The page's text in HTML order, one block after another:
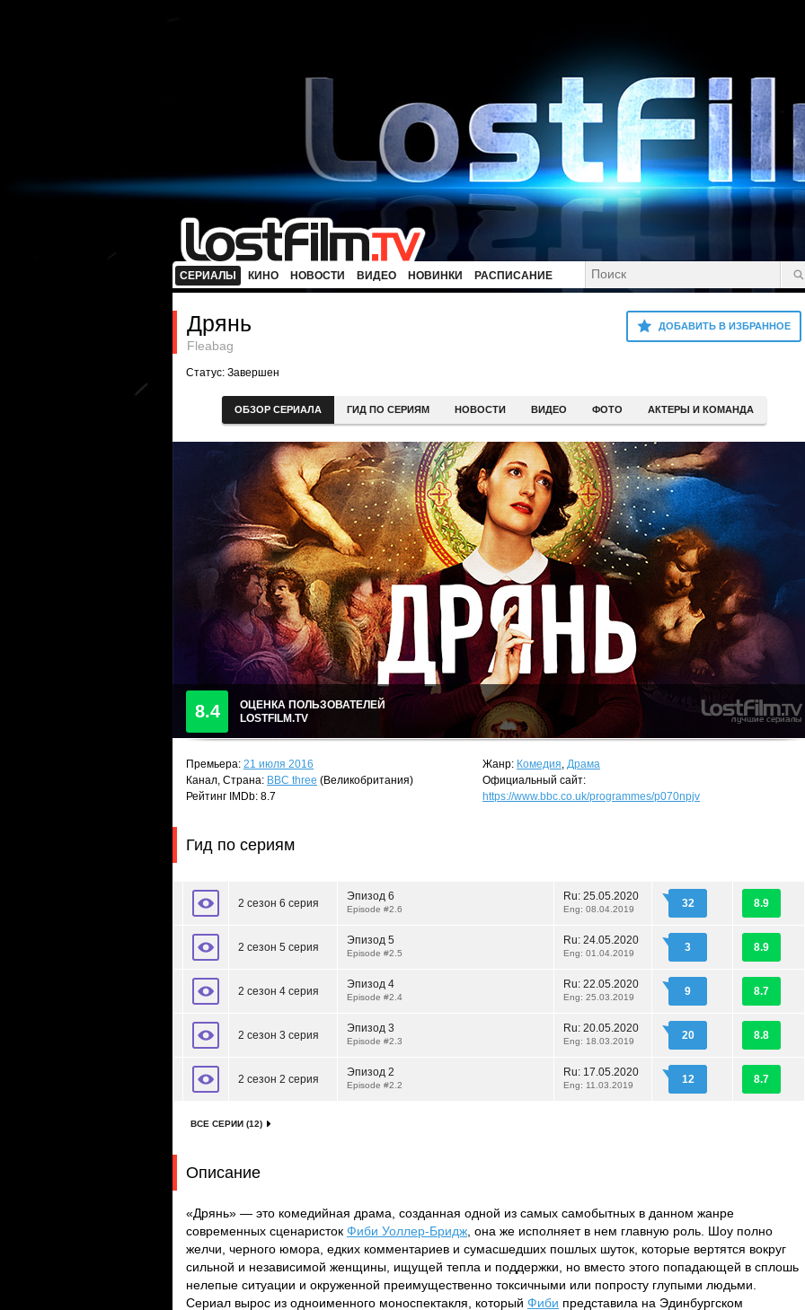
СЕРИАЛЫ КИНО НОВОСТИ ВИДЕО НОВИНКИ РАСПИСАНИЕ
ДОБАВИТЬ В ИЗБРАННОЕ
Дрянь
Fleabag
Статус: Завершен
ОБЗОР СЕРИАЛА ГИД ПО СЕРИЯМ НОВОСТИ ВИДЕО ФОТО АКТЕРЫ И КОМАНДА
8.4
ОЦЕНКА ПОЛЬЗОВАТЕЛЕЙ
LOSTFILM.TV
Премьера: 21 июля 2016
Канал, Страна: BBC three (Великобритания)
Рейтинг IMDb: 8.7
Жанр: Комедия, Драма
Официальный сайт:
https://www.bbc.co.uk/programmes/p070npjv
Гид по сериям
2 сезон 6 серия
Эпизод 6
Episode #2.6
Ru: 25.05.2020
Eng: 08.04.2019 32 8.9
2 сезон 5 серия
Эпизод 5
Episode #2.5
Ru: 24.05.2020
Eng: 01.04.2019 3 8.9
2 сезон 4 серия
Эпизод 4
Episode #2.4
Ru: 22.05.2020
Eng: 25.03.2019 9 8.7
2 сезон 3 серия
Эпизод 3
Episode #2.3
Ru: 20.05.2020
Eng: 18.03.2019 20 8.8
2 сезон 2 серия
Эпизод 2
Episode #2.2
Ru: 17.05.2020
Eng: 11.03.2019 12 8.7
ВСЕ СЕРИИ (12)
Описание
«Дрянь» — это комедийная драма, созданная одной из самых самобытных в данном жанре
современных сценаристок Фиби Уоллер-Бридж , она же исполняет в нем главную роль. Шоу полно
желчи, черного юмора, едких комментариев и сумасшедших пошлых шуток, которые вертятся вокруг
сильной и независимой женщины, ищущей тепла и поддержки, но вместо этого попадающей в сплошь
нелепые ситуации и окруженной преимущественно токсичными или попросту глупыми людьми.
Сериал вырос из одноименного моноспектакля, который Фиби представила на Эдинбургском